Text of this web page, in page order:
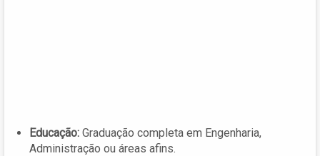
Educação: Graduação completa em Engenharia,
Administração ou áreas afins.